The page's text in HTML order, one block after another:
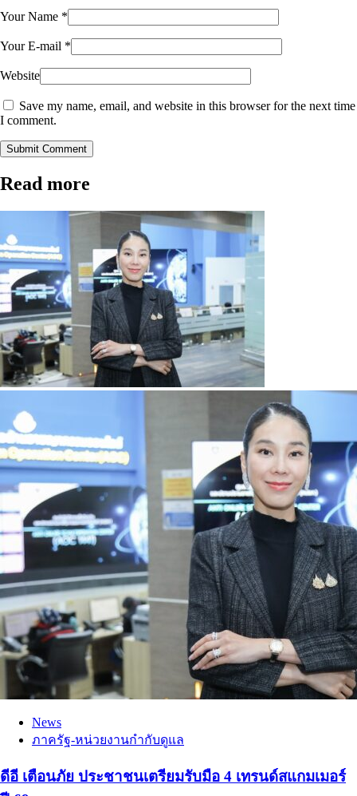
Your Name *
Your E-mail *
Website
Save my name, email, and website in this browser for the next time
I comment.
Submit Comment
Read more
News
ภาครัฐ-หน่วยงานกำกับดูแล
ดีอี เตือนภัย ประชาชนเตรียมรับมือ 4 เทรนด์สแกมเมอร์